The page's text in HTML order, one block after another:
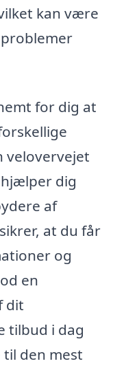
kan være
for dig at
velovervejet
dig
af
at du får
og
en
dit
tilbud i dag
den mest